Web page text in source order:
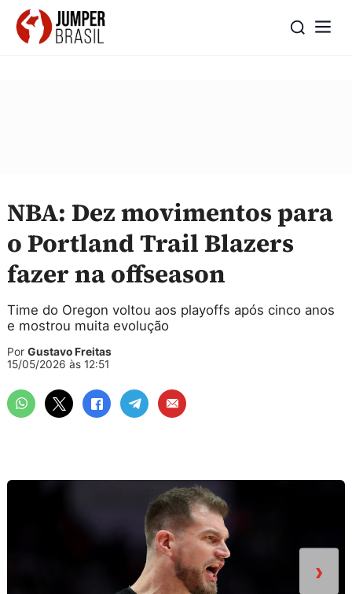
NBA: Dez movimentos para
o Portland Trail Blazers
fazer na offseason
Time do Oregon voltou aos playoffs após cinco anos
e mostrou muita evolução
Por Gustavo Freitas
15/05/2026 às 12:51
›